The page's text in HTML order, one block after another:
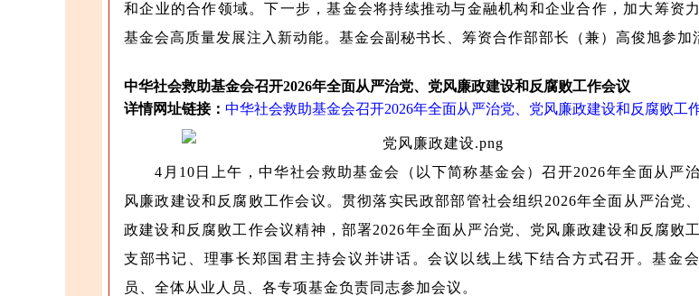
和企业的合作领域。下一步，基金会将持续推动与金融机构和企业合作，加大筹资
基金会高质量发展注入新动能。基金会副秘书长、筹资合作部部长（兼）高俊旭参加
中华社会救助基金会召开2026年全面从严治党、党风廉政建设和反腐败工作会议
详情网址链接： 中华社会救助基金会召开2026年全面从严治党、党风廉政建设和反腐败工
4月10日上午，中华社会救助基金会（以下简称基金会）召开2026年全面从严
风廉政建设和反腐败工作会议。贯彻落实民政部部管社会组织2026年全面从严治党
政建设和反腐败工作会议精神，部署2026年全面从严治党、党风廉政建设和反腐败
支部书记、理事长郑国君主持会议并讲话。会议以线上线下结合方式召开。基金
员、全体从业人员、各专项基金负责同志参加会议。